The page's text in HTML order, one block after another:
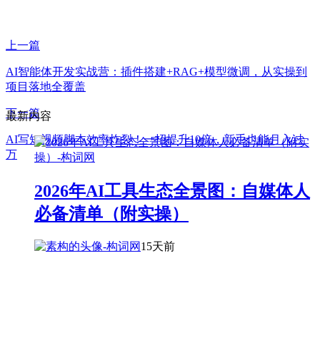
上一篇
AI智能体开发实战营：插件搭建+RAG+模型微调，从实操到
项目落地全覆盖
下一篇
AI写短视频脚本效率炸裂！一招提升10倍，新手也能月入过
万
最新内容
2026年AI工具生态全景图：自媒体人
必备清单（附实操）
15天前